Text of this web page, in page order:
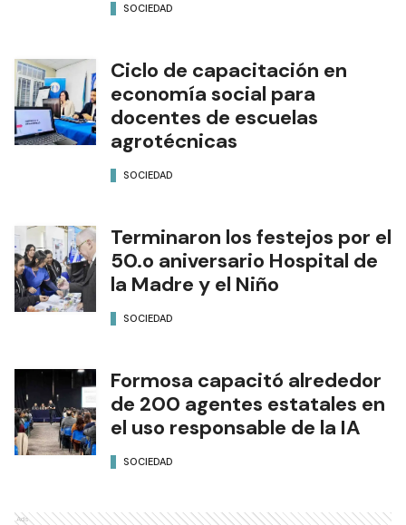
SOCIEDAD
Ciclo de capacitación en
economía social para
docentes de escuelas
agrotécnicas
SOCIEDAD
Terminaron los festejos por el
50.o aniversario Hospital de
la Madre y el Niño
SOCIEDAD
Formosa capacitó alrededor
de 200 agentes estatales en
el uso responsable de la IA
SOCIEDAD
Ads